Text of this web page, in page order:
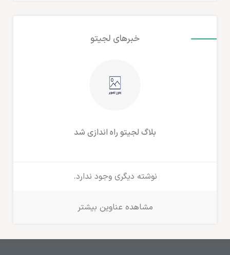
خبرهای لجیتو
بلاگ لجیتو راه اندازی شد
نوشته دیگری وجود ندارد.
مشاهده عناوین بیشتر